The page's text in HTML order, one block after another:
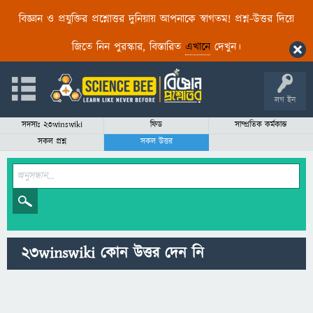
বিজ্ঞান ও প্রযুক্তির প্রশ্নোত্তর দুনিয়ায় আপনাকে স্বাগতম! প্রশ্ন-উত্তর দিয়ে
জিতে নিন পুরস্কার, বিস্তারিত এখানেদেখুন।
লগ ইন
সদস্যঃ 23winswiki ফিড
সাম্প্রতিক কর্মকান্ড
সকল প্রশ্ন
সকল উত্তর
23winswiki কোন উত্তর দেন নি